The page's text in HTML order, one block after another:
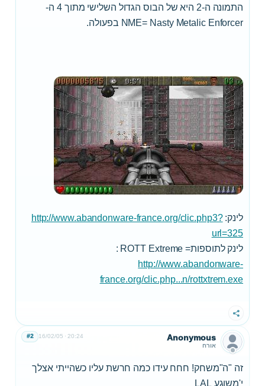
התמונה ה-2 היא של הבוס הגדול השלישי מתוך 4 ה-
NME= Nasty Metalic Enforcer בפעולה.
לינק:http://www.abandonware-france.org/clic.php3?
url=325
לינק לתוספות= ROTT Extreme :
http://www.abandonware-
france.org/clic.php...n/rottxtrem.exe
שתף
Anonymous
אורח
16/02/05 20:24
#2
זה "ה"משחק! חחח עידו כמה חרשת עליו כשהייתי אצלך
י'משוגע LAL